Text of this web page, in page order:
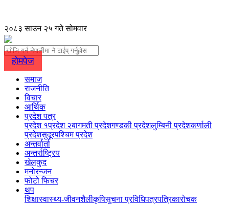
२०८३ साउन २५ गते सोमवार
होमपेज
समाज
राजनीति
विचार
आर्थिक
प्रदेश पत्र
प्रदेश १प्रदेश २बागमती प्रदेशगण्डकी प्रदेशलुम्बिनी प्रदेशकर्णाली
प्रदेशसुदूरपश्चिम प्रदेश
अन्तर्वार्ता
अन्तर्राष्ट्रिय
खेलकुद
मनोरन्जन
फोटो फिचर
थप
शिक्षास्वास्थ्य-जीवनशैलीकृषिसुचना प्रविधिपत्रपत्रिकारोचक